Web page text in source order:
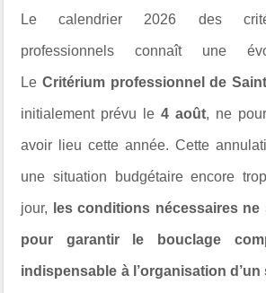
Le calendrier 2026 des
professionnels connaît une
Le Critérium professionnel de
initialement prévu le4 août, ne
avoir lieu cette année. Cette
une situation budgétaire encore
jour, les conditions nécessaires
pour garantir le bouclage
indispensable à l’organisation